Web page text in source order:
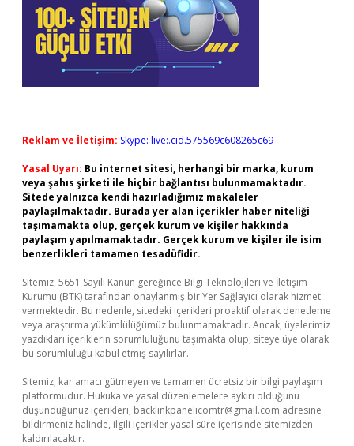
Reklam ve İletişim: Skype: live:.cid.575569c608265c69
Yasal Uyarı: Bu internet sitesi, herhangi bir marka, kurum
veya şahıs şirketi ile hiçbir bağlantısı bulunmamaktadır.
Sitede yalnızca kendi hazırladığımız makaleler
paylaşılmaktadır. Burada yer alan içerikler haber niteliği
taşımamakta olup, gerçek kurum ve kişiler hakkında
paylaşım yapılmamaktadır. Gerçek kurum ve kişiler ile isim
benzerlikleri tamamen tesadüfidir.
Sitemiz, 5651 Sayılı Kanun gereğince Bilgi Teknolojileri ve İletişim
Kurumu (BTK) tarafından onaylanmış bir Yer Sağlayıcı olarak hizmet
vermektedir. Bu nedenle, sitedeki içerikleri proaktif olarak denetleme
veya araştırma yükümlülüğümüz bulunmamaktadır. Ancak, üyelerimiz
yazdıkları içeriklerin sorumluluğunu taşımakta olup, siteye üye olarak
bu sorumluluğu kabul etmiş sayılırlar.
Sitemiz, kar amacı gütmeyen ve tamamen ücretsiz bir bilgi paylaşım
platformudur. Hukuka ve yasal düzenlemelere aykırı olduğunu
düşündüğünüz içerikleri, backlinkpanelicomtr@gmail.com adresine
bildirmeniz halinde, ilgili içerikler yasal süre içerisinde sitemizden
kaldırılacaktır.